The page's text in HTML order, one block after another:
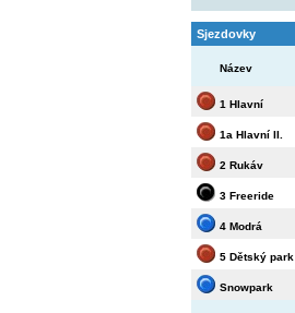
Sjezdovky
Název
1 Hlavní
1a Hlavní II.
2 Rukáv
3 Freeride
4 Modrá
5 Dětský park
Snowpark